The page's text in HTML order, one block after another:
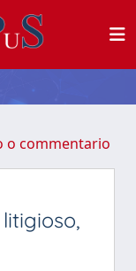
o commentario